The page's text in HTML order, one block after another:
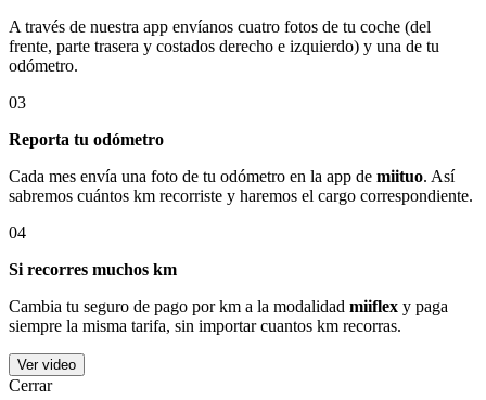
A través de nuestra app envíanos cuatro fotos de tu coche (del
frente, parte trasera y costados derecho e izquierdo) y una de tu
odómetro.
03
Reporta tu odómetro
Cada mes envía una foto de tu odómetro en la app de miituo. Así
sabremos cuántos km recorriste y haremos el cargo correspondiente.
04
Si recorres muchos km
Cambia tu seguro de pago por km a la modalidad miiflex y paga
siempre la misma tarifa, sin importar cuantos km recorras.
Ver video
Cerrar